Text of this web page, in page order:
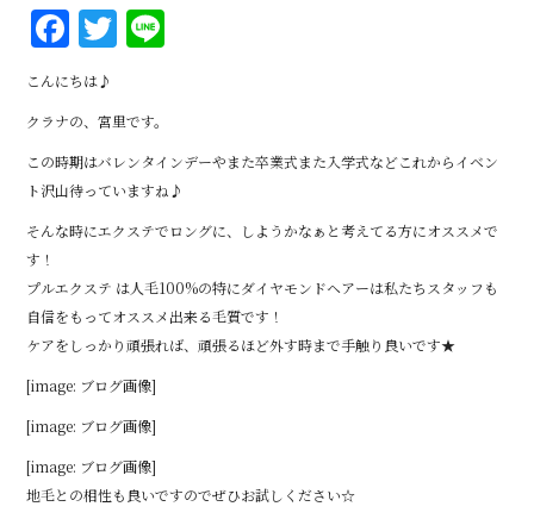
F
a
c
e
b
o
o
k
T
w
it
te
r
こんにちは♪
クラナの、宮里です。
この時期はバレンタインデーやまた卒業式また入学式などこれからイベン
ト沢山待っていますね♪
そんな時にエクステでロングに、しようかなぁと考えてる方にオススメで
す！
プルエクステ は人毛100%の特にダイヤモンドヘアーは私たちスタッフも
自信をもってオススメ出来る毛質です！
ケアをしっかり頑張れば、頑張るほど外す時まで手触り良いです★
[image: ブログ画像]
[image: ブログ画像]
[image: ブログ画像]
地毛との相性も良いですのでぜひお試しください☆